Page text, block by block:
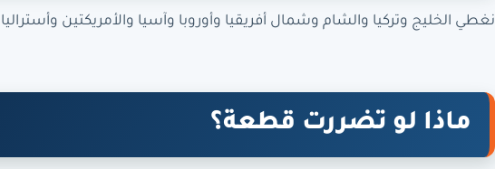
نغطي الخليج وتركيا والشام وشمال أفريقيا وأوروبا وآسيا والأمريكتين
ماذا لو تضررت قطعة؟